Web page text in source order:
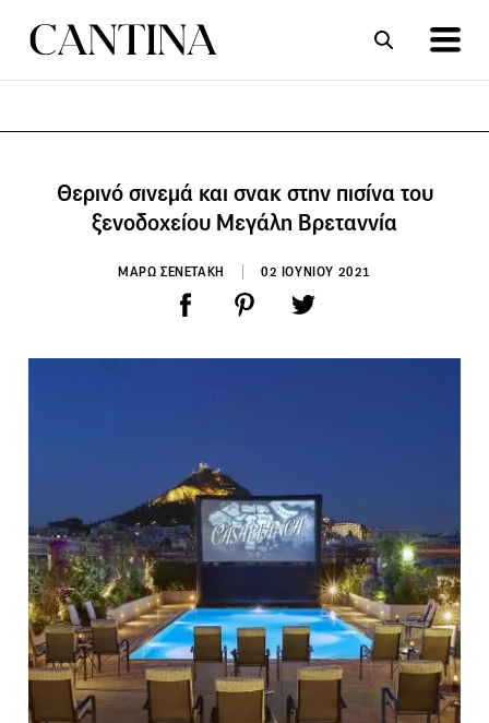
Θερινό σινεμά και σνακ στην πισίνα του
ξενοδοχείου Μεγάλη Βρεταννία
ΜΑΡΩ ΣΕΝΕΤΑΚΗ 02 ΙΟΥΝΙΟΥ 2021